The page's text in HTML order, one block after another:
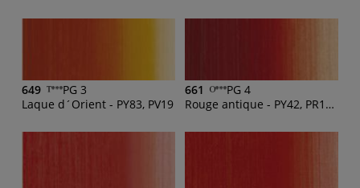
649
PG 3
Laque d´Orient - PY83, PV19
661
PG 4
Rouge antique - PY42, PR101, PR254, PR209,PY83